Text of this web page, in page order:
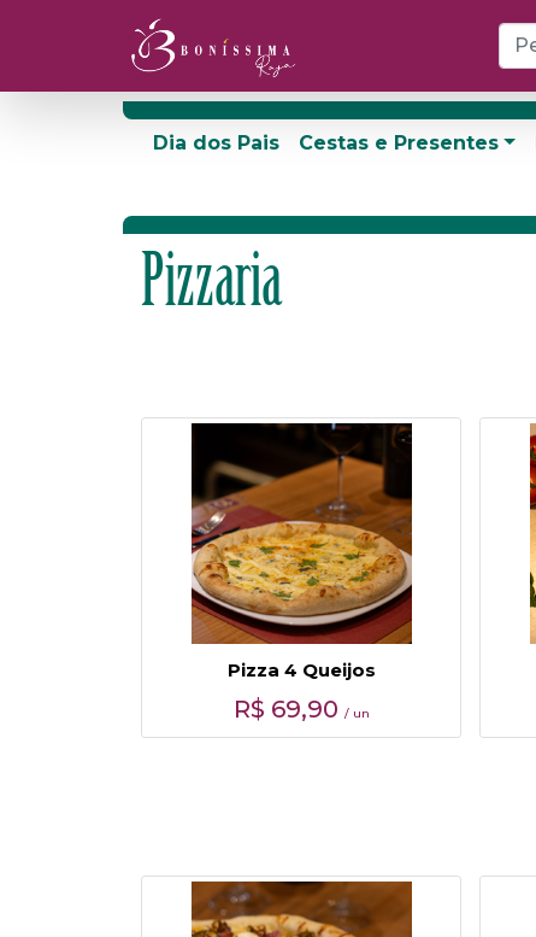
Dia dos Pais Cestas e Presentes
Pizzaria
Pizza 4 Queijos
R$ 69,90 / un